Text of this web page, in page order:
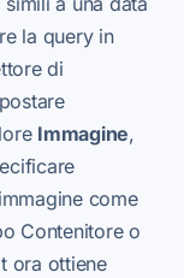
la query in
di
Immagine,
come
Contenitore o
ora ottiene